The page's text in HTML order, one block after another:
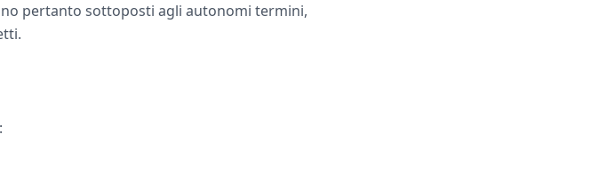
pertanto sottoposti agli autonomi termini,